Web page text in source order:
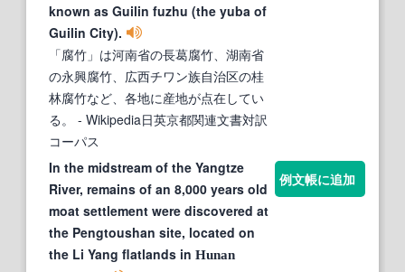
known as Guilin fuzhu (the yuba of
Guilin City).
「腐竹」は河南省の長葛腐竹、湖南省
の永興腐竹、広西チワン族自治区の桂
林腐竹など、各地に産地が点在してい
る。
- Wikipedia日英京都関連文書対訳
コーパス
In the midstream of the Yangtze
River, remains of an 8,000 years old
moat settlement were discovered at
the Pengtoushan site, located on
the Li Yang flatlands in Hunan
例文帳に追加